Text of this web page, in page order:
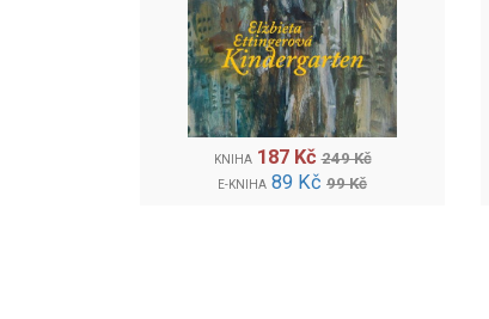
KNIHA 187 Kč 249 Kč
E-KNIHA 89 Kč 99 Kč